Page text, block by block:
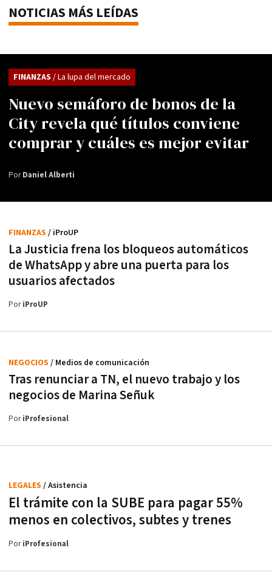
NOTICIAS MÁS LEÍDAS
Nuevo semáforo de bonos de la
City revela qué títulos conviene
comprar y cuáles es mejor evitar
FINANZAS / La lupa del mercado
PorDaniel Alberti
La Justicia frena los bloqueos automáticos
de WhatsApp y abre una puerta para los
usuarios afectados
FINANZAS / iProUP
PoriProUP
Tras renunciar a TN, el nuevo trabajo y los
negocios de Marina Señuk
NEGOCIOS / Medios de comunicación
PoriProfesional
El trámite con la SUBE para pagar 55%
menos en colectivos, subtes y trenes
LEGALES / Asistencia
PoriProfesional